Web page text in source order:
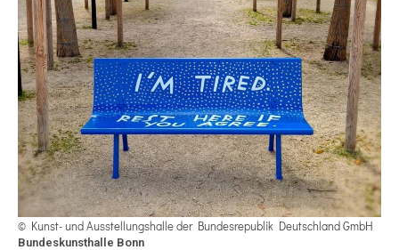
© Kunst- und Ausstellungshalle der Bundesrepublik Deutschland GmbH
Bundeskunsthalle Bonn